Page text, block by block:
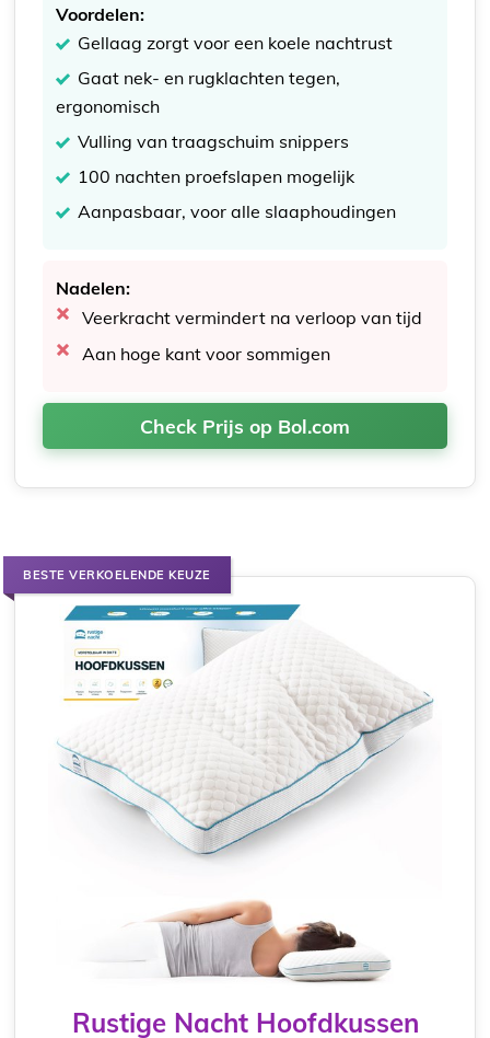
Voordelen:
Gellaag zorgt voor een koele nachtrust
Gaat nek- en rugklachten tegen,
ergonomisch
Vulling van traagschuim snippers
100 nachten proefslapen mogelijk
Aanpasbaar, voor alle slaaphoudingen
Nadelen:
Veerkracht vermindert na verloop van tijd
Aan hoge kant voor sommigen
Check Prijs op Bol.com
BESTE VERKOELENDE KEUZE
Rustige Nacht Hoofdkussen